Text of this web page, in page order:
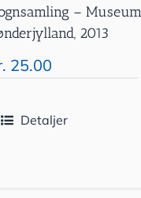
–
2013
25.00
Detaljer